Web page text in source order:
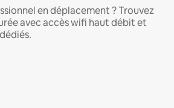
en déplacement ? Trouvez
avec accès wifi haut débit et